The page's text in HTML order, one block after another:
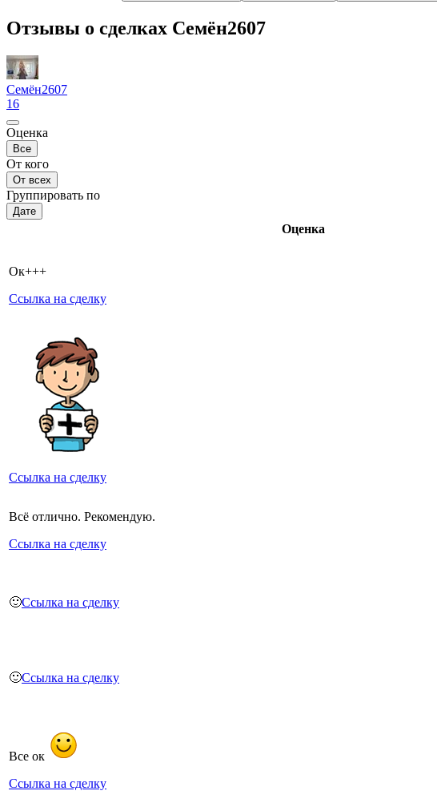
Отзывы о сделках Семён2607
Семён2607
16
Оценка
Все
От кого
От всех
Группировать по
Дате
Оценка
Ок+++
Ссылка на сделку
Ссылка на сделку
Всё отлично. Рекомендую.
Ссылка на сделку
🙂Ссылка на сделку
🙂Ссылка на сделку
Все ок
Ссылка на сделку